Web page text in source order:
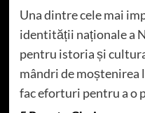
Una dintre cele mai
identității naționale a
pentru istoria și
mândri de
fac eforturi pentru a o